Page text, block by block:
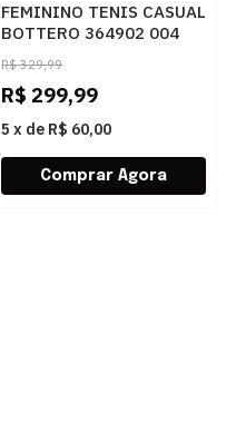
FEMININO TENIS CASUAL
BOTTERO 364902 004
BRANCO
R$ 329,99
R$ 299,99
5 x de R$ 60,00